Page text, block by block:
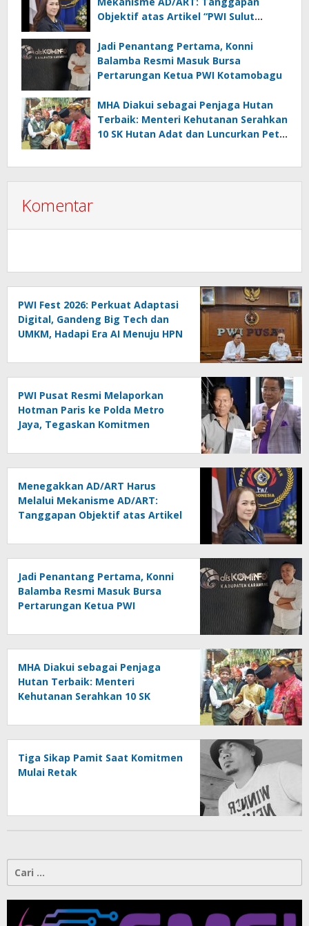
Objektif atas Artikel “PWI Sulut
Melanggar Aturan”
Jadi Penantang Pertama, Konni
Balamba Resmi Masuk Bursa
Pertarungan Ketua PWI Kotamobagu
MHA Diakui sebagai Penjaga Hutan
Terbaik: Menteri Kehutanan Serahkan
10 SK Hutan Adat dan Luncurkan Peta
Komentar
PWI Fest 2026: Perkuat Adaptasi
Digital, Gandeng Big Tech dan
UMKM, Hadapi Era AI Menuju HPN
PWI Pusat Resmi Melaporkan
Hotman Paris ke Polda Metro
Jaya, Tegaskan Komitmen
Menegakkan AD/ART Harus
Melalui Mekanisme AD/ART:
Tanggapan Objektif atas Artikel
Konspirasi Melanggar Aturan”
Jadi Penantang Pertama, Konni
Balamba Resmi Masuk Bursa
Pertarungan Ketua PWI
MHA Diakui sebagai Penjaga
Hutan Terbaik: Menteri
Kehutanan Serahkan 10 SK
Jalan 2025–2029
Tiga Sikap Pamit Saat Komitmen
Mulai Retak
Cari